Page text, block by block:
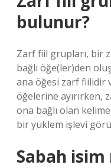
bulunur?
Zarf fiil grupları, bir
bağlı öğe(ler)den
ana öğesi zarf fiilidir
öğelerine ayırırken,
ona bağlı olan
bir yüklem işlevi
Sabah isim